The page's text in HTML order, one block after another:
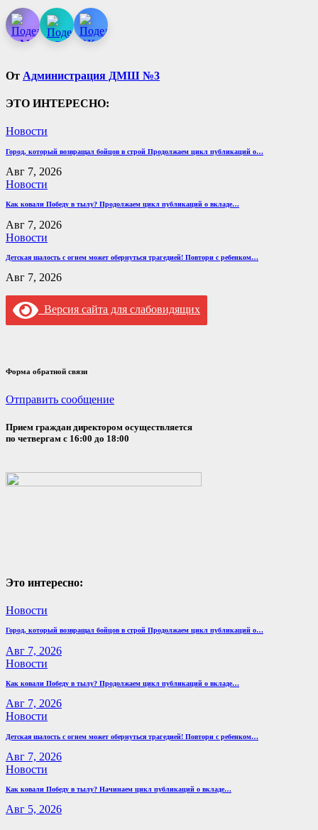
От Администрация ДМШ №3
ЭТО ИНТЕРЕСНО:
Новости
Город, который возвращал бойцов в строй Продолжаем цикл публикаций о…
Авг 7, 2026
Новости
Как ковали Победу в тылу? Продолжаем цикл публикаций о вкладе…
Авг 7, 2026
Новости
Детская шалость с огнем может обернуться трагедией! Повтори с ребенком…
Авг 7, 2026
Версия сайта для слабовидящих
Форма обратной связи
Отправить сообщение
Прием граждан директором осуществляется
по четвергам с 16:00 до 18:00
Это интересно:
Новости
Город, который возвращал бойцов в строй Продолжаем цикл публикаций о…
Авг 7, 2026
Новости
Как ковали Победу в тылу? Продолжаем цикл публикаций о вкладе…
Авг 7, 2026
Новости
Детская шалость с огнем может обернуться трагедией! Повтори с ребенком…
Авг 7, 2026
Новости
Как ковали Победу в тылу? Начинаем цикл публикаций о вкладе…
Авг 5, 2026